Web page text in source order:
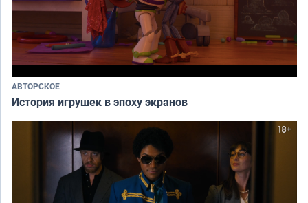
АВТОРСКОЕ
История игрушек в эпоху экранов